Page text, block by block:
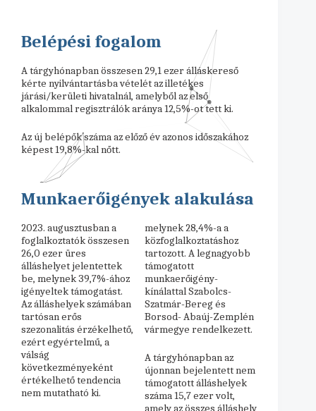
Belépési fogalom
A tárgyhónapban összesen 29,1 ezer álláskereső
kérte nyilvántartásba vételét az illetékes
járási/kerületi hivatalnál, amelyből az első
alkalommal regisztrálók aránya 12,5%-ot tett ki.
Az új belépők száma az előző év azonos időszakához
képest 19,8%-kal nőtt.
Munkaerőigények alakulása
2023. augusztusban a
foglalkoztatók összesen
26,0 ezer üres
álláshelyet jelentettek
be, melynek 39,7%-ához
igényeltek támogatást.
Az álláshelyek számában
tartósan erős
szezonalitás érzékelhető,
ezért egyértelmű, a
válság
következményeként
értékelhető tendencia
nem mutatható ki.
melynek 28,4%-a a
közfoglalkoztatáshoz
tartozott. A legnagyobb
támogatott
munkaerőigény-
kínálattal Szabolcs-
Szatmár-Bereg és
Borsod- Abaúj-Zemplén
vármegye rendelkezett.
A tárgyhónapban az
újonnan bejelentett nem
támogatott álláshelyek
száma 15,7 ezer volt,
amely az összes álláshely